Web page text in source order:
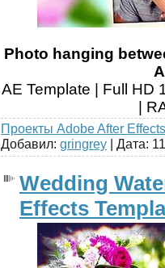
Photo hanging
AE Template | Full HD
|
Проекты Adobe After Effects
Добавил: gringrey | Дата:
Wedding
Effects